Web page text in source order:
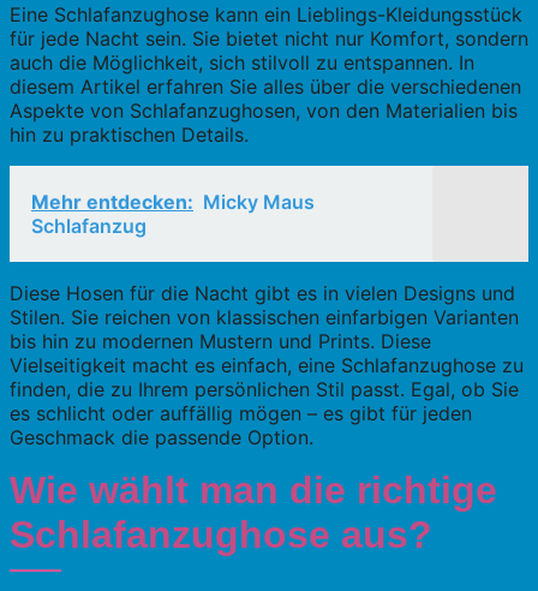
Eine Schlafanzughose kann ein Lieblings-Kleidungsstück
für jede Nacht sein. Sie bietet nicht nur Komfort, sondern
auch die Möglichkeit, sich stilvoll zu entspannen. In
diesem Artikel erfahren Sie alles über die verschiedenen
Aspekte von Schlafanzughosen, von den Materialien bis
hin zu praktischen Details.
Mehr entdecken: Micky Maus
Schlafanzug
Diese Hosen für die Nacht gibt es in vielen Designs und
Stilen. Sie reichen von klassischen einfarbigen Varianten
bis hin zu modernen Mustern und Prints. Diese
Vielseitigkeit macht es einfach, eine Schlafanzughose zu
finden, die zu Ihrem persönlichen Stil passt. Egal, ob Sie
es schlicht oder auffällig mögen – es gibt für jeden
Geschmack die passende Option.
Wie wählt man die richtige
Schlafanzughose aus?